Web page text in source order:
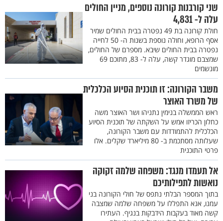
שני קורבנות קורונה נוספים, מניין החולים
עלה ל- 4,831
חולת קורונה בת 49 נפטרה בבית החולים שמיר
אסף הרופא, וחולה נוספת בשנות ה- 50 לחייה
נפטרה בבית החולים שיבא. מספרם של החולים,
שמצבם מוגדר קשה, עלה ל- 83, מתוכם 69
מונשמים
משבר הקורונה: זו תוכנית הסיוע הכלכלית
של משרד האוצר
ראש הממשלה בנימין נתניהו ושר האוצר משה
כחלון הכריזו אמש על השקתה של תוכנית הסיוע
הכלכלית להתמודדות עם משבר הקורונה,
שעלותה מסתכמת ב- 80 מיליארד שקלים. אלו
פרטי התוכנית
אל תעמדו מנגד: משפחה שלמה זקוקה
נואשות לתפילותיכם
בתוך המספר הבלתי נתפס של חולי הקורונה בני
עמנו, אנא התפללו על משפחה שלמה שמצבה
קשה מאוד בעקבות הידבקות בנגיף. העתירו